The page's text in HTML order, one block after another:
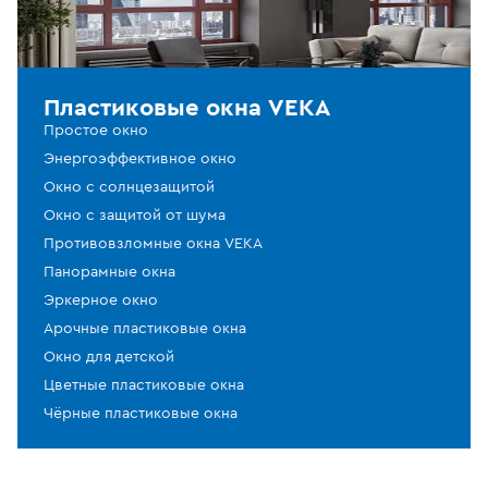
Пластиковые окна VEKA
Простое окно
Энергоэффективное окно
Окно с солнцезащитой
Окно с защитой от шума
Противовзломные окна VEKA
Панорамные окна
Эркерное окно
Арочные пластиковые окна
Окно для детской
Цветные пластиковые окна
Чёрные пластиковые окна